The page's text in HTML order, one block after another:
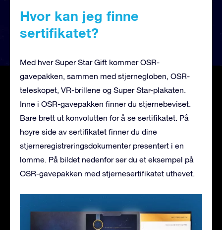
Hvor kan jeg finne
sertifikatet?
Med hver Super Star Gift kommer OSR-
gavepakken, sammen med stjernegloben, OSR-
teleskopet, VR-brillene og Super Star-plakaten.
Inne i OSR-gavepakken finner du stjernebeviset.
Bare brett ut konvolutten for å se sertifikatet. På
høyre side av sertifikatet finner du dine
stjerneregistreringsdokumenter presentert i en
lomme. På bildet nedenfor ser du et eksempel på
OSR-gavepakken med stjernesertifikatet uthevet.